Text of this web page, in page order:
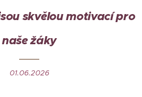
skvělou motivací pro
naše žáky
01.06.2026